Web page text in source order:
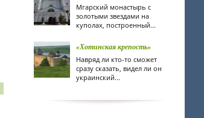
Мгарский монастырь с
золотыми звездами на
куполах, построенный...
«Хотинская крепость»
Навряд ли кто-то сможет
сразу сказать, видел ли он
украинский...